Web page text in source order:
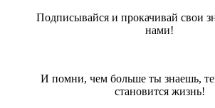
Подписывайся и прокачивай свои
нами!
И помни, чем больше ты знаешь,
становится жизнь!